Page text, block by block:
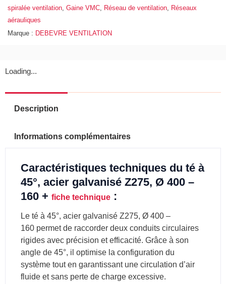
-
160
spiralée ventilation Gaine VMC Réseau de ventilation Réseaux
aérauliques
Marque : DEBEVRE VENTILATION
Loading...
Description
Informations complémentaires
Caractéristiques techniques du té à
45°, acier galvanisé Z275, Ø 400 –
160 + fiche technique :
Le té à 45°, acier galvanisé Z275, Ø 400 –
160 permet de raccorder deux conduits circulaires
rigides avec précision et efficacité. Grâce à son
angle de 45°, il optimise la configuration du
système tout en garantissant une circulation d’air
fluide et sans perte de charge excessive.